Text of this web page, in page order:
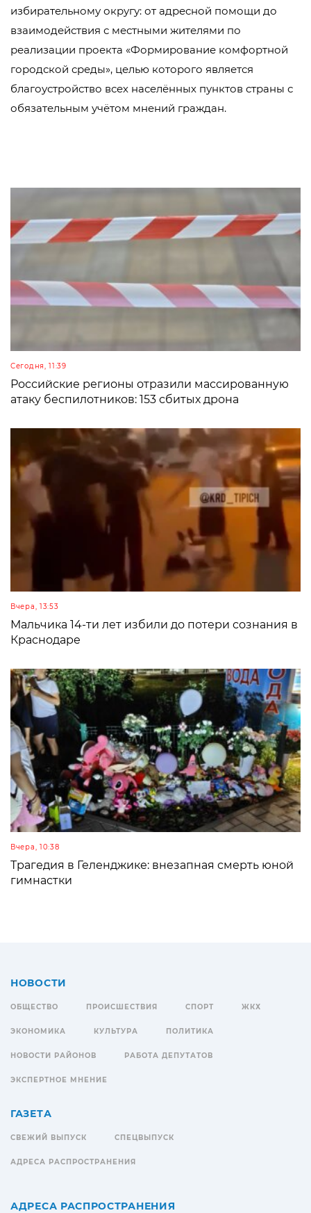
избирательному округу: от адресной помощи до
взаимодействия с местными жителями по
реализации проекта «Формирование комфортной
городской среды», целью которого является
благоустройство всех населённых пунктов страны с
обязательным учётом мнений граждан.
Сегодня, 11:39
Российские регионы отразили массированную
атаку беспилотников: 153 сбитых дрона
Вчера, 13:53
Мальчика 14-ти лет избили до потери сознания в
Краснодаре
Вчера, 10:38
Трагедия в Геленджике: внезапная смерть юной
гимнастки
НОВОСТИ
ОБЩЕСТВО ПРОИСШЕСТВИЯ СПОРТ ЖКХ
ЭКОНОМИКА КУЛЬТУРА ПОЛИТИКА
НОВОСТИ РАЙОНОВ РАБОТА ДЕПУТАТОВ
ЭКСПЕРТНОЕ МНЕНИЕ
ГАЗЕТА
СВЕЖИЙ ВЫПУСК СПЕЦВЫПУСК
АДРЕСА РАСПРОСТРАНЕНИЯ
АДРЕСА РАСПРОСТРАНЕНИЯ